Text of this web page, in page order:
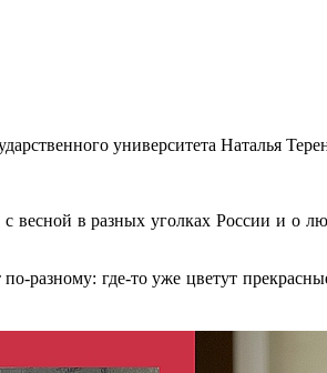
университета Наталья
весной в разных уголках России и о
разному: где-то уже цветут